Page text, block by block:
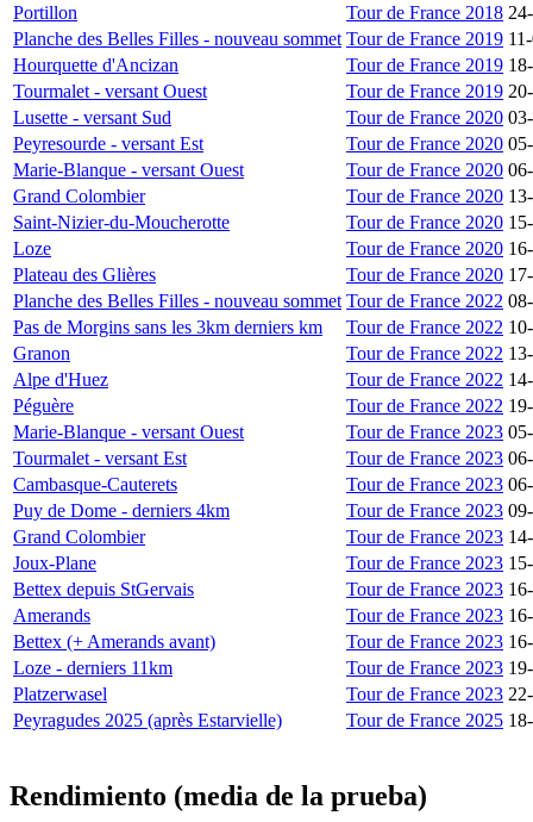
Portillon
Tour de France 2018
Planche des Belles Filles - nouveau sommet Tour de France 2019
Hourquette d'Ancizan
Tour de France 2019
Tourmalet - versant Ouest
Tour de France 2019
Lusette - versant Sud
Tour de France 2020
Peyresourde - versant Est
Tour de France 2020
Marie-Blanque - versant Ouest
Tour de France 2020
Grand Colombier
Tour de France 2020
Saint-Nizier-du-Moucherotte
Tour de France 2020
Loze
Tour de France 2020
Plateau des Glières
Tour de France 2020
Planche des Belles Filles - nouveau sommet Tour de France 2022
Pas de Morgins sans les 3km derniers km
Tour de France 2022
Granon
Tour de France 2022
Alpe d'Huez
Tour de France 2022
Péguère
Tour de France 2022
Marie-Blanque - versant Ouest
Tour de France 2023
Tourmalet - versant Est
Tour de France 2023
Cambasque-Cauterets
Tour de France 2023
Puy de Dome - derniers 4km
Tour de France 2023
Grand Colombier
Tour de France 2023
Joux-Plane
Tour de France 2023
Bettex depuis StGervais
Tour de France 2023
Amerands
Tour de France 2023
Bettex (+ Amerands avant)
Tour de France 2023
Loze - derniers 11km
Tour de France 2023
Platzerwasel
Tour de France 2023
Peyragudes 2025 (après Estarvielle)
Tour de France 2025
Rendimiento (media de la prueba)